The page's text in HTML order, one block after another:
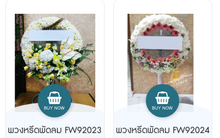
พวงหรีดพัดลม FW92023 พวงหรีดพัดลม FW92024